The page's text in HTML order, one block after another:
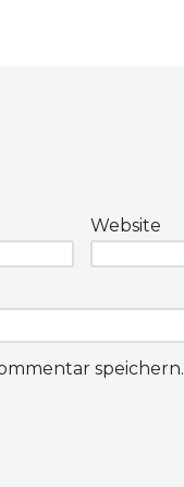
Website
speichern.